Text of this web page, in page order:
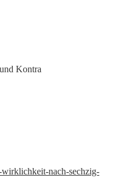
Kontra
wirklichkeit-nach-sechzig-